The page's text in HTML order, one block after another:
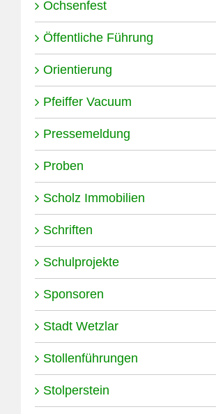
Ochsenfest
Öffentliche Führung
Orientierung
Pfeiffer Vacuum
Pressemeldung
Proben
Scholz Immobilien
Schriften
Schulprojekte
Sponsoren
Stadt Wetzlar
Stollenführungen
Stolperstein